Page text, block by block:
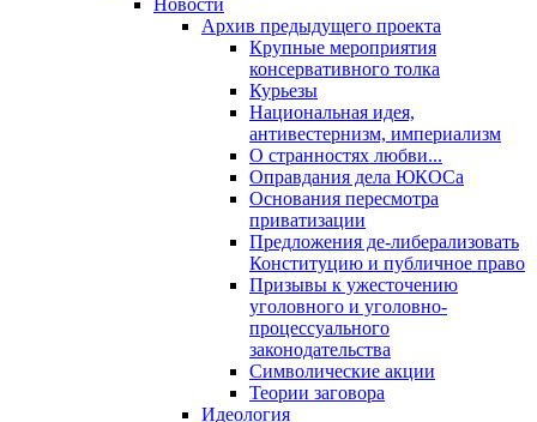
Новости
Архив предыдущего проекта
Крупные мероприятия
консервативного толка
Курьезы
Национальная идея,
антивестернизм, империализм
О странностях любви...
Оправдания дела ЮКОСа
Основания пересмотра
приватизации
Предложения де-либерализовать
Конституцию и публичное право
Призывы к ужесточению
уголовного и уголовно-
процессуального
законодательства
Символические акции
Теории заговора
Идеология